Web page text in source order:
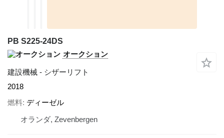
PB S225-24DS
オークション
建設機械 - シザーリフト
2018
燃料 ディーゼル
オランダ, Zevenbergen